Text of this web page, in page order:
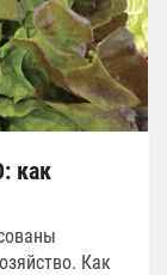
как
Как